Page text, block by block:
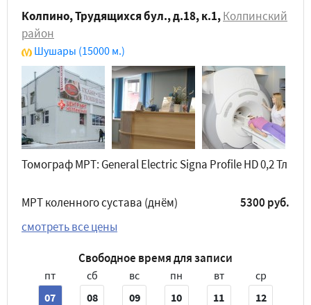
Колпино, Трудящихся бул., д.18, к.1,Колпинский
район
Шушары (15000 м.)
Томограф МРТ: General Electric Signa Profile HD 0,2 Тл
МРТ коленного сустава (днём)
5300 руб.
смотреть все цены
Свободное время для записи
пт
07
сб
08
вс
09
пн
10
вт
11
ср
12